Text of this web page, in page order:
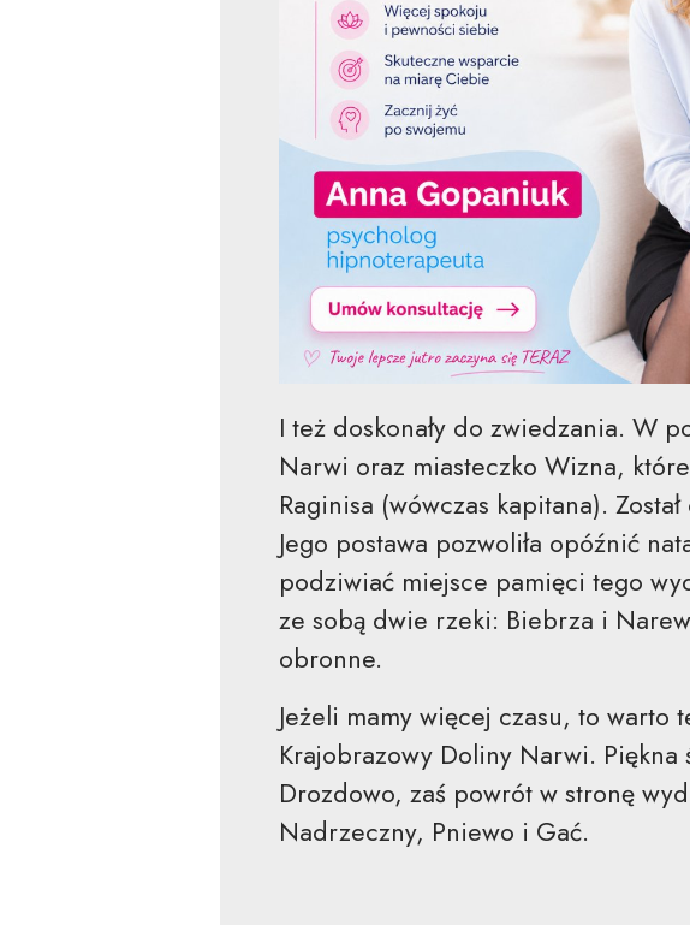
I też doskonały do zwiedzania. W
Narwi oraz miasteczko Wizna,
Raginisa (wówczas kapitana).
Jego postawa pozwoliła opóźnić
podziwiać miejsce pamięci tego
ze sobą dwie rzeki: Biebrza i
obronne.
Jeżeli mamy więcej czasu, to warto
Krajobrazowy Doliny Narwi.
Drozdowo, zaś powrót w stronę
Nadrzeczny, Pniewo i Gać.